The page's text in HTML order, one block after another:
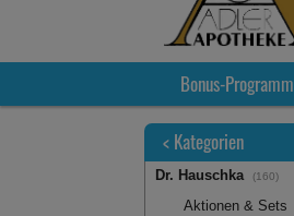
Bonus-Programm
< Kategorien
Dr. Hauschka (160)
Aktionen & Sets